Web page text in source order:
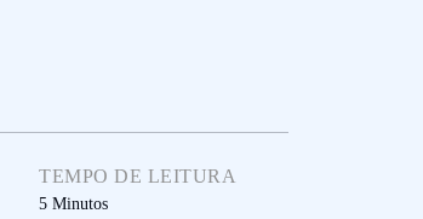
TEMPO DE LEITURA
5 Minutos